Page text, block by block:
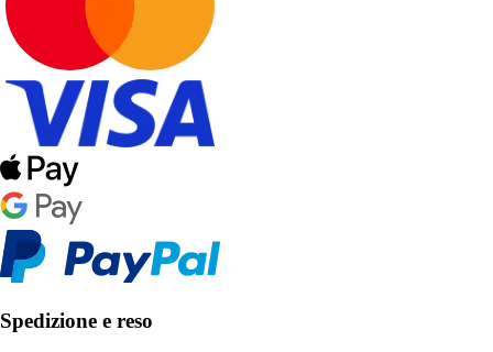
Spedizione e reso